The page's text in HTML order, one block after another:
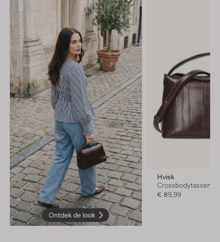
Ontdek de look
Hvisk
Crossbodytassen
€ 89,99